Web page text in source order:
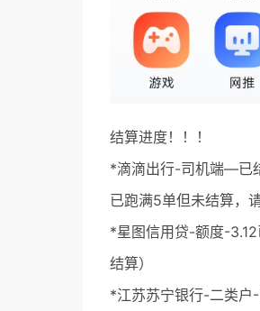
结算进度！！！
*滴滴出行-司机端—已
已跑满5单但未结算，
*星图信用贷-额度-
结算）
*江苏苏宁银行-二类户